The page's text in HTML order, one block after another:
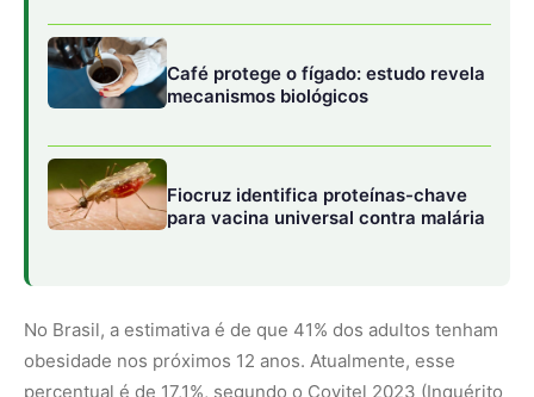
Telefônico de Fatores de Risco para Doenças Crônicas
Não Transmissíveis em Tempos de Pandemia), do
Ministério da Saúde. Dados da Sociedade Brasileira de
portadores da doença estejam também com obesidade,
sendo que a incidência é maior após os 40 anos.
A Importância da Prevenção
“A medicina trabalhou durante muitos anos somente
apagando incêndio, atuando quando a doença já estava